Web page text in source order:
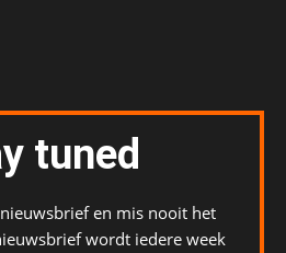
tuned
en mis nooit het
wordt iedere week